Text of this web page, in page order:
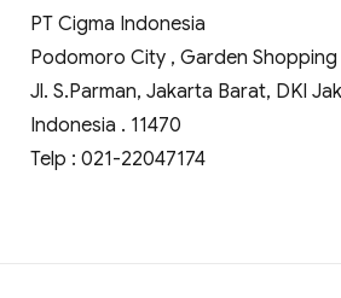
PT Cigma Indonesia
Podomoro City , Garden
Jl. S.Parman, Jakarta Barat, DKI
Indonesia . 11470
Telp : 021-22047174